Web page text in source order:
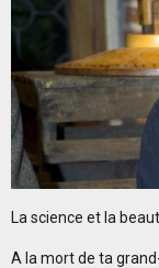
La science et la
A la mort de ta